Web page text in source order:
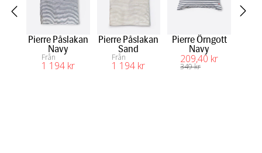
Pierre Påslakan
Navy
Från
1 194 kr
Pierre Påslakan
Sand
Från
1 194 kr
Pierre Örngott
Navy
209,40 kr
349 kr